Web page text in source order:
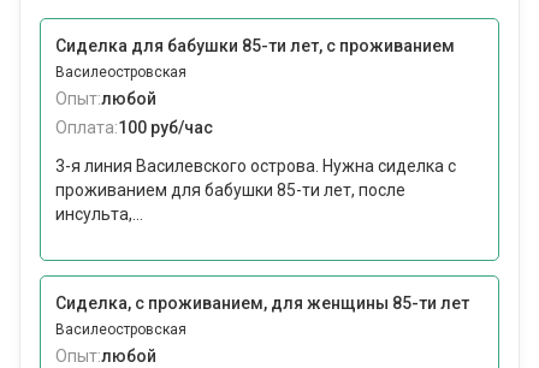
Сиделка для бабушки 85-ти лет, с проживанием
Василеостровская
Опыт:любой
Оплата:100 руб/час
3-я линия Василевского острова. Нужна сиделка с
проживанием для бабушки 85-ти лет, после
инсульта,...
Сиделка, с проживанием, для женщины 85-ти лет
Василеостровская
Опыт:любой